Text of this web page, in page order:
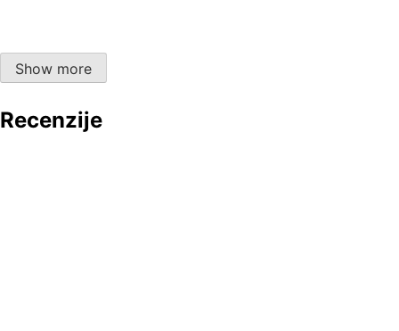
ENDeMKatedrala sv.Marka, Korčula
Znojni i sretni uz Skunk Anansie
Show more
Recenzije